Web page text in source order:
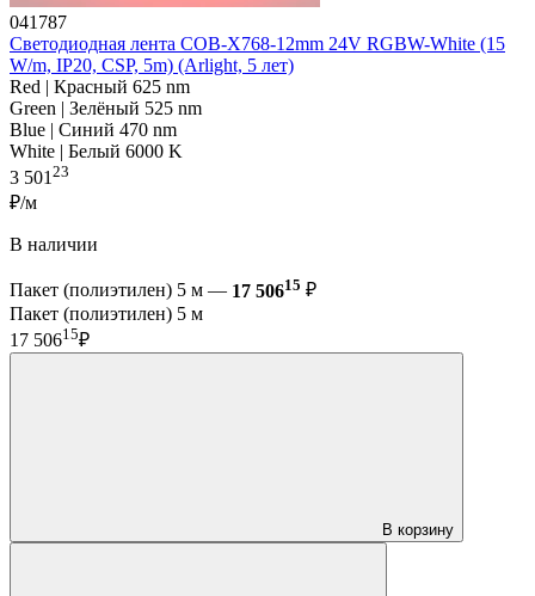
041787
Светодиодная лента COB-X768-12mm 24V RGBW-White (15
W/m, IP20, CSP, 5m) (Arlight, 5 лет)
Red | Красный 625 nm
Green | Зелёный 525 nm
Blue | Синий 470 nm
White | Белый 6000 K
3 50123
₽/м
В наличии
Пакет (полиэтилен) 5 м — 17 50615 ₽
Пакет (полиэтилен) 5 м
17 50615₽
В корзину